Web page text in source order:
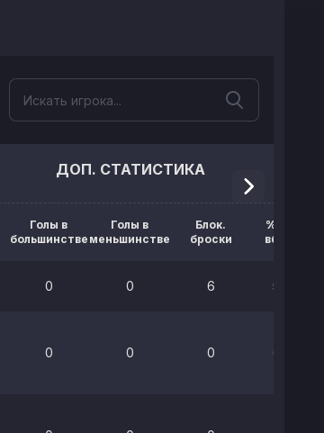
ДОП. СТАТИСТИКА
Голы в
большинстве
Голы в
меньшинстве
Блок.
броски
% выигр.
вбрасыв.
0 0 6 58.7%
0 0 0 64.3%